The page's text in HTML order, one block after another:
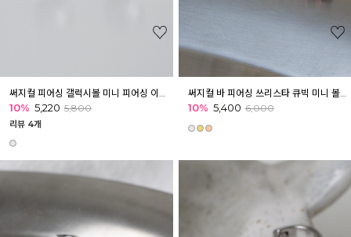
써지컬 피어싱 갤럭시볼 미니 피어싱 이너컨츠 아웃컨츠 귓바퀴
10% 5,220 5,800
리뷰 4개
써지컬 바 피어싱 쓰리스타 큐빅 미니 볼피어싱 귓바퀴 아웃컨츠 귓볼
10% 5,400 6,000